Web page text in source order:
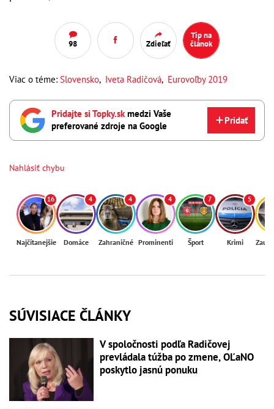
98 Zdieľať
Tip na
článok
Viac o téme: Slovensko, Iveta Radičová, Eurovoľby 2019
Pridajte si Topky.skmedzi Vaše
preferované zdroje na Google
Pridať
Nahlásiť chybu
16
Najčítanejšie
4
Domáce
4
Zahraničné
4
Prominenti
7
Šport
5
Krimi
SÚVISIACE ČLÁNKY
V spoločnosti podľa Radičovej
prevládala túžba po zmene, OĽaNO
poskytlo jasnú ponuku